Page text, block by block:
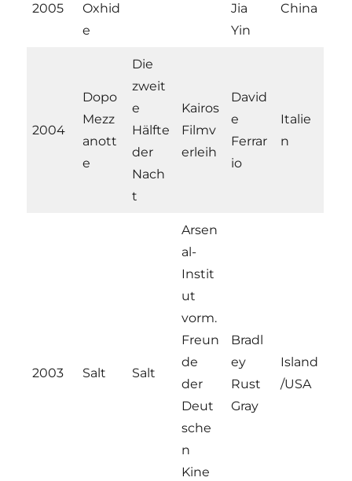
2005
Oxhid
e
Jia
Yin
China
2004
Dopo
Mezz
anott
e
Die
zweit
e
Hälfte
der
Nach
t
Kairos
Filmv
erleih
David
e
Ferrar
io
Italie
n
2003 Salt Salt
Arsen
al-
Instit
ut
vorm.
Freun
de
der
Deut
sche
n
Kine
Bradl
ey
Rust
Gray
Island
/USA